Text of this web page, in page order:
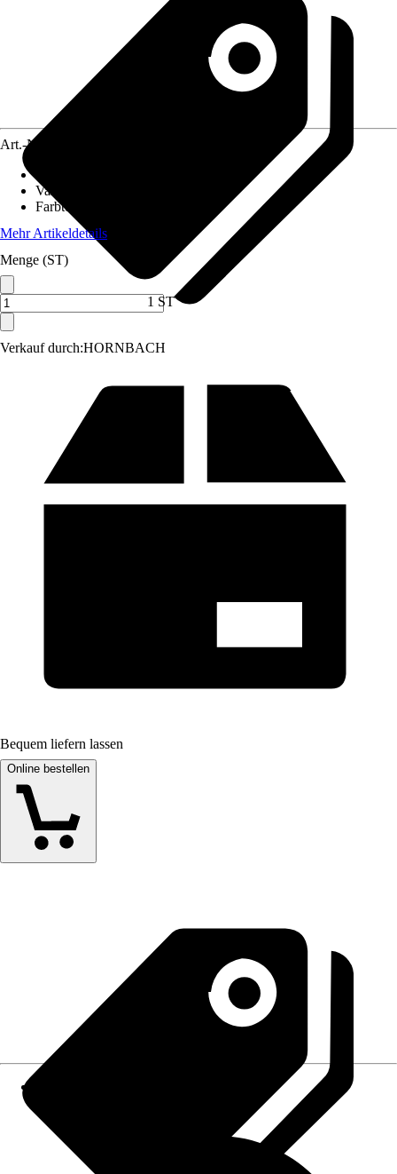
Verkauf durch:HORNBACH
Art.-Nr.
Variante
Farbton
Mehr Artikeldetails
Menge (ST)
1 ST
Bequem liefern lassen
Online bestellen